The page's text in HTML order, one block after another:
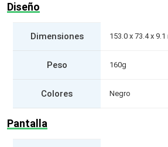
Diseño
Dimensiones 153.0 x 73.4 x 9.1
Peso 160g
Colores Negro
Pantalla